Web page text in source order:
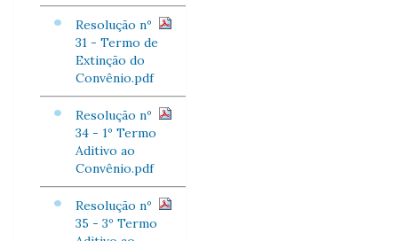
Resolução nº
31 - Termo de
Extinção do
Convênio.pdf
Resolução nº
34 - 1º Termo
Aditivo ao
Convênio.pdf
Resolução nº
35 - 3º Termo